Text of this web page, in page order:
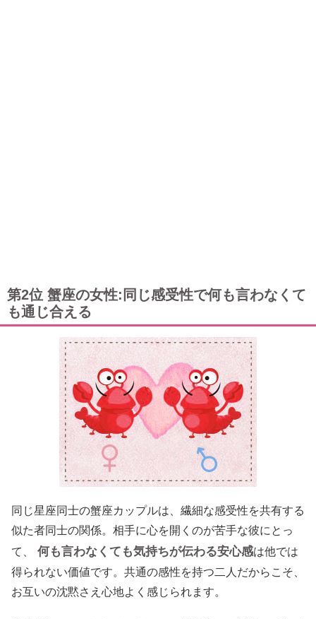
第2位 蟹座の女性:同じ感受性で何も言わなくて
も通じ合える
同じ星座同士の蟹座カップルは、繊細な感受性を共有する
似た者同士の関係。相手に心を開くのが苦手な彼にとっ
て、
何も言わなくても気持ちが伝わる安心感は他では
得られない価値です。共通の感性を持つ二人だからこそ、
お互いの沈黙さえ心地よく感じられます。